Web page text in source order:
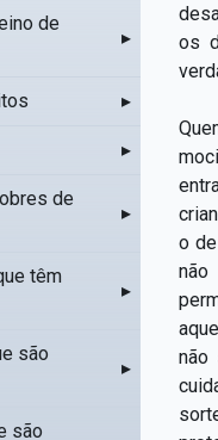
de
▸
▸
▸
de
▸
têm
▸
são
▸
são
os
o
não
não